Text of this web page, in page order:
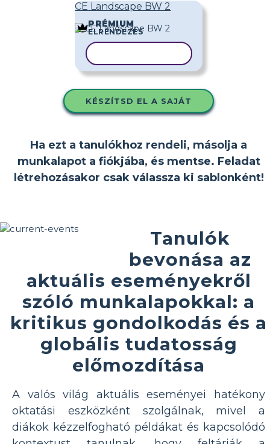
CE Landscape BW 2
PRÉMIUM
ELRENDEZÉS
KÉSZÍTSD EL A SAJÁT
Ha ezt a tanulókhoz rendeli, másolja a
munkalapot a fiókjába, és mentse. Feladat
létrehozásakor csak válassza ki sablonként!
Tanulók
bevonása az
aktuális eseményekről
szóló munkalapokkal: a
kritikus gondolkodás és a
globális tudatosság
előmozdítása
A valós világ aktuális eseményei hatékony
oktatási eszközként szolgálnak, mivel a
diákok kézzelfogható példákat és kapcsolódó